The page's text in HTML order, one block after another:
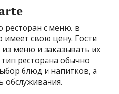
ресторан с меню, в
свою цену. Гости
меню и заказывать их
ресторана обычно
блюд и напитков, а
обслуживания.